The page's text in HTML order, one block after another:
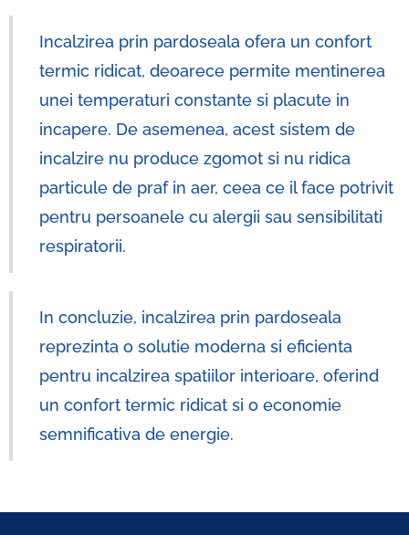
Incalzirea prin pardoseala ofera un confort
termic ridicat, deoarece permite mentinerea
unei temperaturi constante si placute in
incapere. De asemenea, acest sistem de
incalzire nu produce zgomot si nu ridica
particule de praf in aer, ceea ce il face potrivit
pentru persoanele cu alergii sau sensibilitati
respiratorii.
In concluzie, incalzirea prin pardoseala
reprezinta o solutie moderna si eficienta
pentru incalzirea spatiilor interioare, oferind
un confort termic ridicat si o economie
semnificativa de energie.